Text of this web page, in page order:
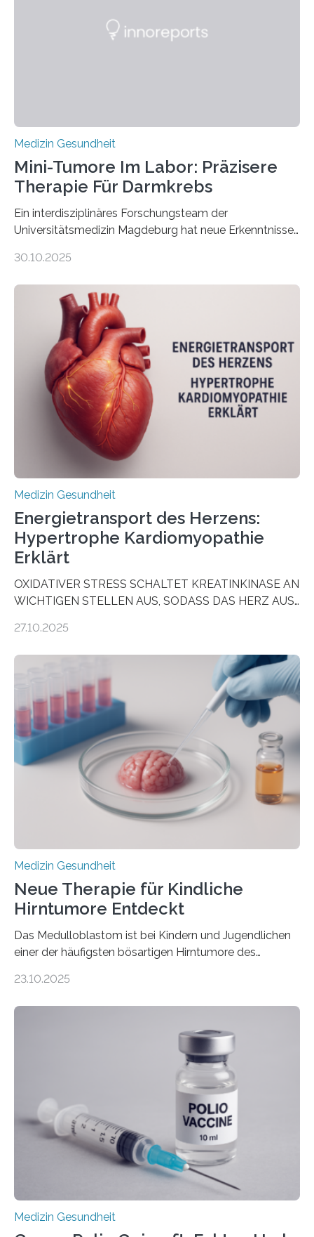
Medizin Gesundheit
Mini-Tumore Im Labor: Präzisere
Therapie Für Darmkrebs
Ein interdisziplinäres Forschungsteam der
Universitätsmedizin Magdeburg hat neue Erkenntnisse
behandelt werden kann. In ihrer aktuellen Studie,
Oncology, zeigen die Forschenden, dass Mini-Tumore
aus Gewebe von Patientinnen und Patienten –
sogenannte Organoide – genutzt werden können, um
vorab zu prüfen, welche Medikamente am besten
wirken. Dabei wurde ein Eiweiß identifiziert, das künftig
als Biomarker für die Wahl der passenden Therapie
dienen könnte. Darmkrebs zählt weltweit zu den
häufigsten Krebsarten und stellt…
30.10.2025
Medizin Gesundheit
Energietransport des Herzens:
Hypertrophe Kardiomyopathie
Erklärt
OXIDATIVER STRESS SCHALTET KREATINKINASE AN
WICHTIGEN STELLEN AUS, SODASS DAS HERZ AUS
aus dem Deutschen Zentrum für Herzinsuffizienz
im Journal Circulation, warum der Energietransport bei
der Hypertrophen Kardiomyopathie (HCM) versagen
kann und wie sich durch eine Verringerung der
Herzbelastung und des oxidativen Stresses
Rhythmusstörungen reduzieren lassen. Würzburg. Die
hypertrophe Kardiomyopathie (HCM) ist die häufigste
erblich bedingte Herzerkrankung. Sie führt dazu, dass
sich die linke Herzkammer verdickt, der Herzmuskel zu
stark kontrahiert…
27.10.2025
Medizin Gesundheit
Neue Therapie für Kindliche
Hirntumore Entdeckt
Das Medulloblastom ist bei Kindern und Jugendlichen
einer der häufigsten bösartigen Hirntumore des
Betroffenen können mit heutigen Methoden geheilt
Dringend benötigt werden zielgerichtete Therapien, die
nur Tumorschwachstellen angreifen und normales
Gewebe verschonen. Forschende um Daniel Merk vom
Hertie-Institut für klinische Hirnforschung am
Universitätsklinikum Tübingen haben eine solche
Schwachstelle im Erbgut einer Untergruppe des
Medulloblastoms gefunden. Die Wilhelm Sander-
Stiftung unterstützte das Projekt…
23.10.2025
Medizin Gesundheit